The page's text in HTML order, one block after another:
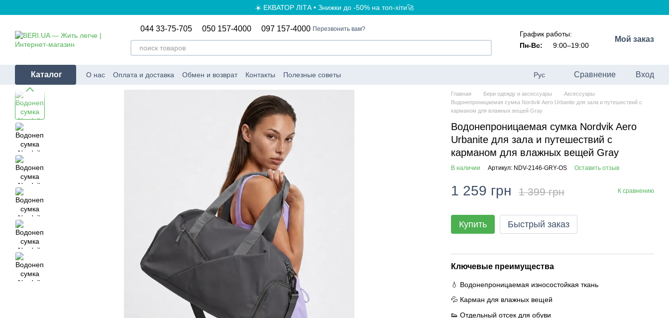
☀️ ЕКВАТОР ЛІТА • Знижки до -50% на топ-хіти🚀
044 33-75-705 050 157-4000 097 157-4000 Перезвонить вам?
График работы:
Пн-Вс:
9:00–19:00
Мой заказ
Каталог О нас Оплата и доставка Обмен и возврат Контакты Полезные советы Рус Сравнение Вход
Главная Бери одежду и аксессуары
Аксессуары
Водонепроницаемая сумка Nordvik Aero Urbanite для зала и путешествий с
карманом для влажных вещей Gray
Водонепроницаемая сумка Nordvik Aero
Urbanite для зала и путешествий с
карманом для влажных вещей Gray
В наличии Артикул: NDV-2146-GRY-OS Оставить отзыв
1 259 грн 1 399 грн К сравнению
Купить Быстрый заказ
Ключевые преимущества
💧 Водонепроницаемая износостойкая ткань
💦 Карман для влажных вещей
👟 Отдельный отсек для обуви